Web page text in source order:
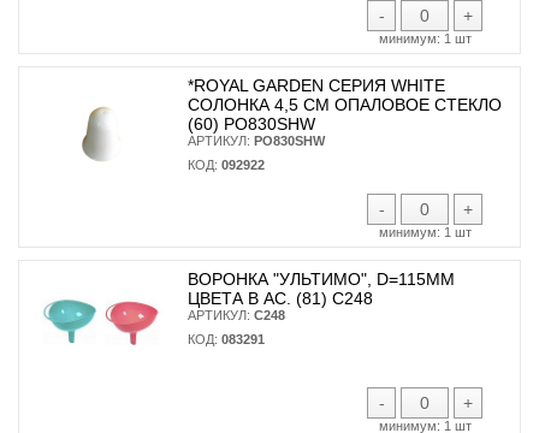
- +
минимум: 1 шт
*ROYAL GARDEN СЕРИЯ WHITE
СОЛОНКА 4,5 СМ ОПАЛОВОЕ СТЕКЛО
(60) PO830SHW
АРТИКУЛ: PO830SHW
КОД: 092922
- +
минимум: 1 шт
ВОРОНКА "УЛЬТИМО", D=115ММ
ЦВЕТА В АС. (81) С248
АРТИКУЛ: С248
КОД: 083291
- +
минимум: 1 шт